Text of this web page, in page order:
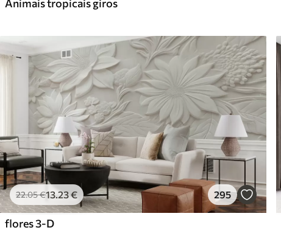
Animais tropicais giros
22.05€13.23€ 295
flores 3-D